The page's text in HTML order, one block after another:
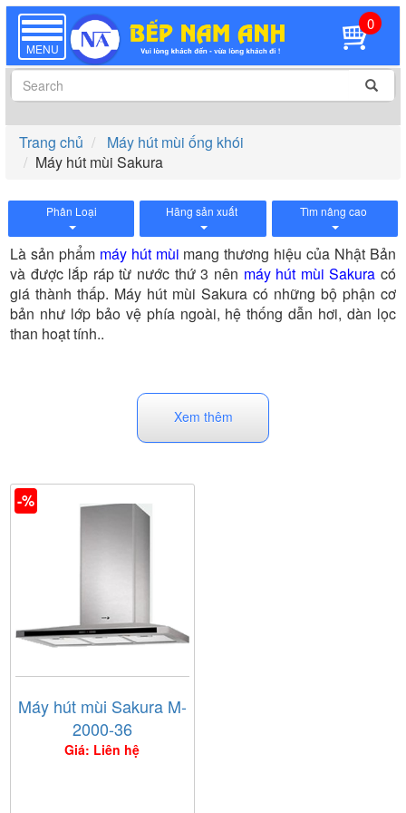
TOGGLE
NAVIGATION
MENU
0
Trang chủ
Máy hút mùi ống khói
Máy hút mùi Sakura
Phân Loại Hãng sản xuất Tìm nâng cao
Là sản phẩm máy hút mùi mang thương hiệu của Nhật Bản
và được lắp ráp từ nước thứ 3 nên máy hút mùi Sakura có
giá thành thấp. Máy hút mùi Sakura có những bộ phận cơ
bản như lớp bảo vệ phía ngoài, hệ thống dẫn hơi, dàn lọc
than hoạt tính..
Xem thêm
-%
Máy hút mùi Sakura M-
2000-36
Giá: Liên hệ